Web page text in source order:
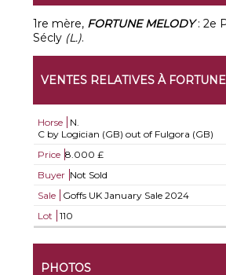
1re mère, FORTUNE MELODY: 2e
Sécly (L.).
VENTES RELATIVES À
Horse
N.
C by Logician (GB) out of Fulgora (GB)
Price 8.000 £
Buyer Not Sold
Sale
Goffs UK January Sale 2024
Lot
110
PHOTOS